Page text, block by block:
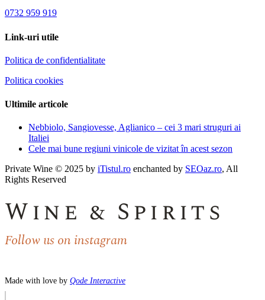
0732 959 919
Link-uri utile
Politica de confidentialitate
Politica cookies
Ultimile articole
Nebbiolo, Sangiovesse, Aglianico – cei 3 mari struguri ai
Italiei
Cele mai bune regiuni vinicole de vizitat în acest sezon
Private Wine © 2025 by iTistul.ro enchanted by SEOaz.ro, All
Rights Reserved
Wine & Spirits
Follow us on instagram
Made with love by Qode Interactive